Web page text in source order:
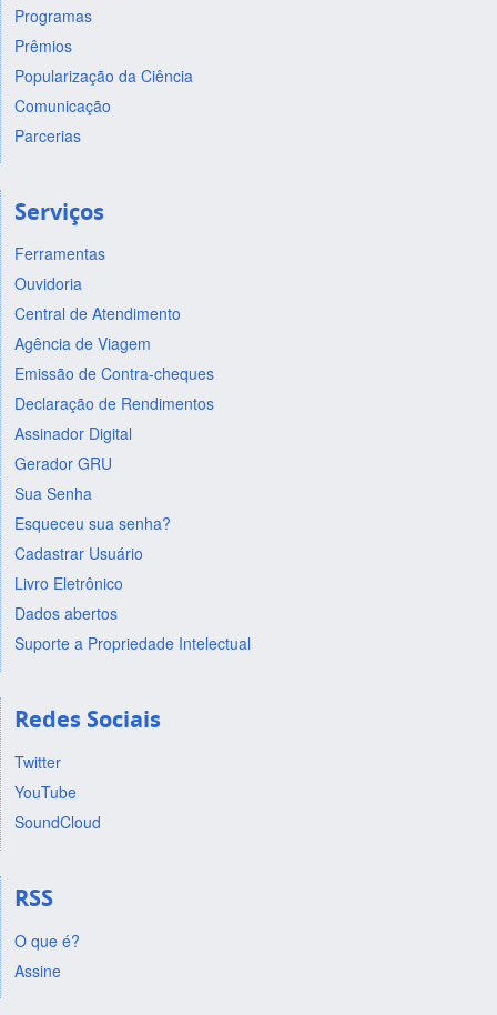
Programas
Prêmios
Popularização da Ciência
Comunicação
Parcerias
Serviços
Ferramentas
Ouvidoria
Central de Atendimento
Agência de Viagem
Emissão de Contra-cheques
Declaração de Rendimentos
Assinador Digital
Gerador GRU
Sua Senha
Esqueceu sua senha?
Cadastrar Usuário
Livro Eletrônico
Dados abertos
Suporte a Propriedade Intelectual
Redes Sociais
Twitter
YouTube
SoundCloud
RSS
O que é?
Assine